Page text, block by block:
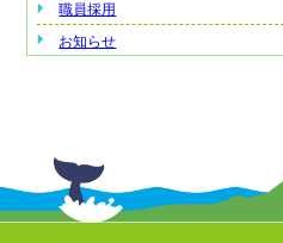
職員採用
お知らせ